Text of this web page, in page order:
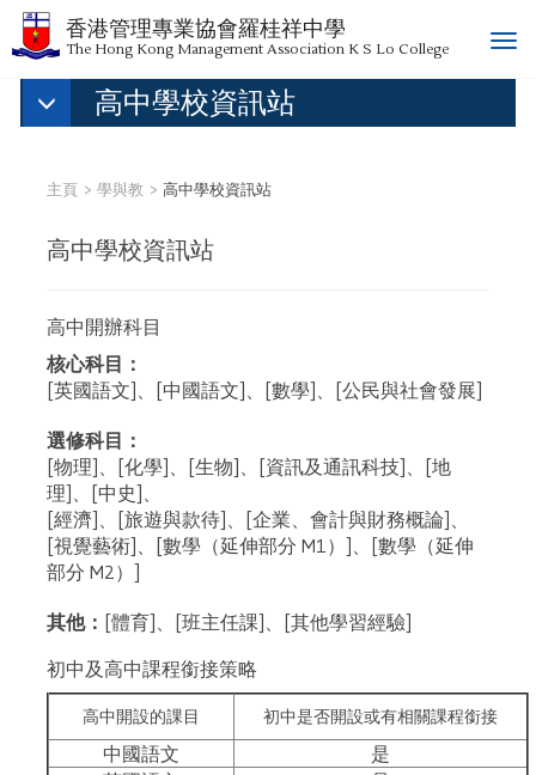
香港管理專業協會羅桂祥中學
The Hong Kong Management Association K S Lo College
T
g
高中學校資訊站
主頁 學與教 高中學校資訊站
高中學校資訊站
高中開辦科目
核心科目：
[英國語文]、[中國語文]、[數學]、[公民與社會發展]
選修科目：
[物理]、[化學]、[生物]、[資訊及通訊科技]、[地
理]、[中史]、
[經濟]、[旅遊與款待]、[企業、會計與財務概論]、
[視覺藝術]、[數學（延伸部分 M1）]、[數學（延伸
部分 M2）]
其他： [體育]、[班主任課]、[其他學習經驗]
初中及高中課程銜接策略
高中開設的課目 初中是否開設或有相關課程銜接
中國語文
是